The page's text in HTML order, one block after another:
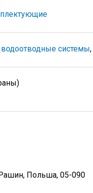
водоотводные системы,
Польша, 05-090